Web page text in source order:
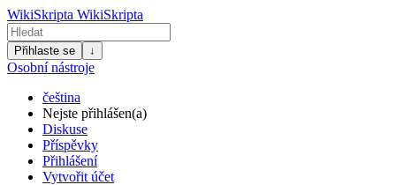
WikiSkripta WikiSkripta
Přihlaste se ↓
Osobní nástroje
čeština
Nejste přihlášen(a)
Diskuse
Příspěvky
Přihlášení
Vytvořit účet